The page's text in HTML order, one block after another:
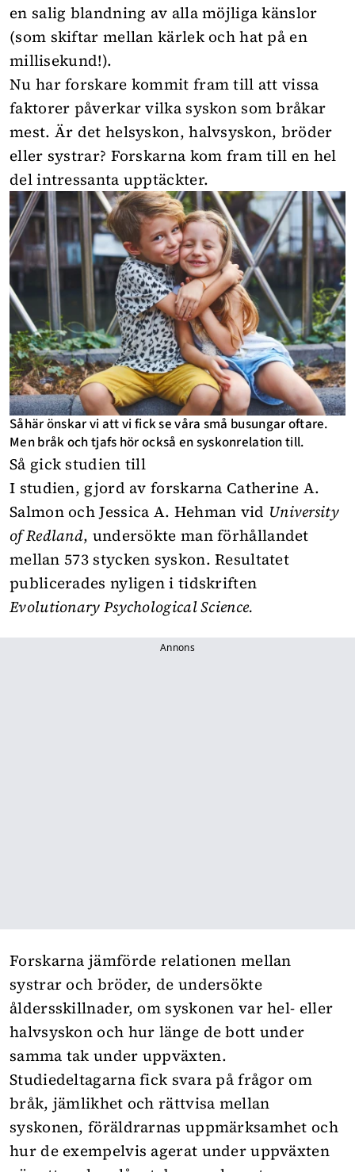
en salig blandning av alla möjliga känslor
(som skiftar mellan kärlek och hat på en
millisekund!).
Nu har forskare kommit fram till att vissa
faktorer påverkar vilka syskon som bråkar
mest. Är det helsyskon, halvsyskon, bröder
eller systrar? Forskarna kom fram till en hel
del intressanta upptäckter.
Såhär önskar vi att vi fick se våra små busungar oftare.
Men bråk och tjafs hör också en syskonrelation till.
Så gick studien till
I studien, gjord av forskarna Catherine A.
Salmon och Jessica A. Hehman vid University
of Redland, undersökte man förhållandet
mellan 573 stycken syskon. Resultatet
publicerades nyligen i tidskriften
Evolutionary Psychological Science.
Annons
Forskarna jämförde relationen mellan
systrar och bröder, de undersökte
åldersskillnader, om syskonen var hel- eller
halvsyskon och hur länge de bott under
samma tak under uppväxten.
Studiedeltagarna fick svara på frågor om
bråk, jämlikhet och rättvisa mellan
syskonen, föräldrarnas uppmärksamhet och
hur de exempelvis agerat under uppväxten